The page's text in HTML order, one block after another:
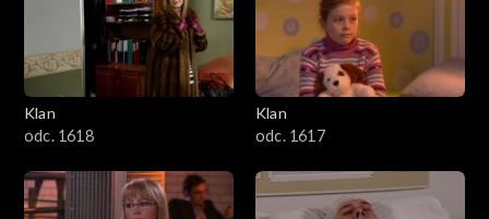
Klan
odc. 1618
Klan
odc. 1617